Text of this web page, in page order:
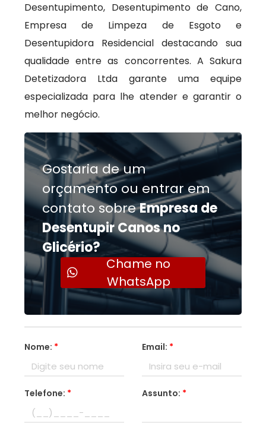
Desentupimento, Desentupimento de Cano,
Empresa de Limpeza de Esgoto e
Desentupidora Residencial destacando sua
qualidade entre as concorrentes. A Sakura
Detetizadora Ltda garante uma equipe
especializada para lhe atender e garantir o
melhor negócio.
Gostaria de um
orçamento ou entrar em
contato sobreEmpresa de
Desentupir Canos no
Glicério?
Chame no
WhatsApp
Nome: * Email: *
Telefone: * Assunto: *